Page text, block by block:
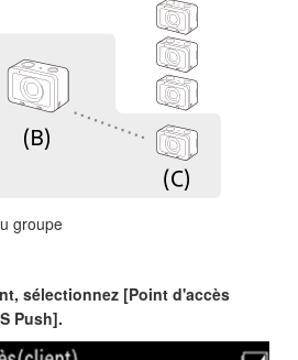
groupe
sélectionnez [Point d'accès
Push].